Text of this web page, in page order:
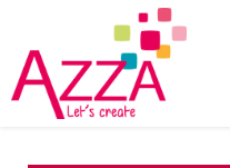
Panneau de gestion des cookies